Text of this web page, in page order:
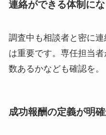
連絡ができる体制に
調査中も相談者と密に
は重要です。専任担当
数あるかなども確認を。
成功報酬の定義が明